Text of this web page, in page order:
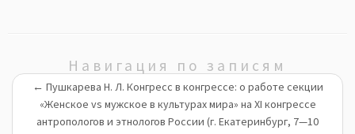
Навигация по записям
← Пушкарева Н. Л. Конгресс в конгрессе: о работе секции
«Женское vs мужское в культурах мира» на XI конгрессе
антропологов и этнологов России (г. Екатеринбург, 7—10